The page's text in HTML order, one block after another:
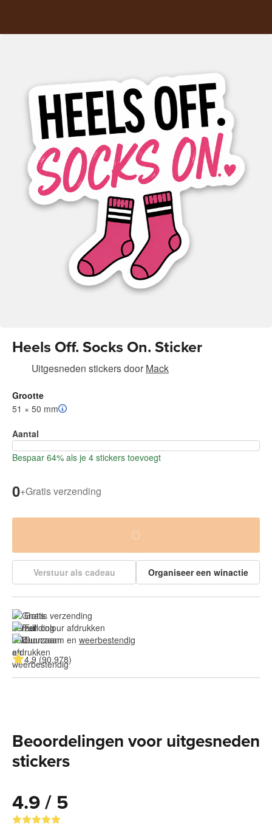
Heels Off. Socks On. Sticker
Uitgesneden stickersdoor Mack
Grootte
51 × 50 mm
Aantal
Bespaar 64% als je 4 stickers toevoegt
0+Gratis verzending
Verstuur als cadeau Organiseer een winactie
Gratis verzending
Full colour afdrukken
Duurzaam en weerbestendig
4.9 (90.978)
Beoordelingen voor uitgesneden
stickers
4.9 / 5